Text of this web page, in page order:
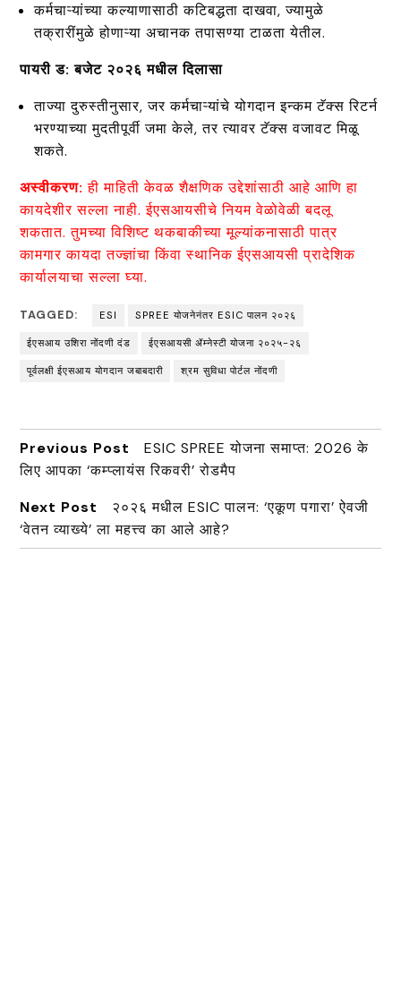
कर्मचाऱ्यांच्या कल्याणासाठी कटिबद्धता दाखवा, ज्यामुळे
तक्रारींमुळे होणाऱ्या अचानक तपासण्या टाळता येतील.
पायरी ड: बजेट २०२६ मधील दिलासा
ताज्या दुरुस्तीनुसार, जर कर्मचाऱ्यांचे योगदान इन्कम टॅक्स रिटर्न
भरण्याच्या मुदतीपूर्वी जमा केले, तर त्यावर टॅक्स वजावट मिळू
शकते.
अस्वीकरण: ही माहिती केवळ शैक्षणिक उद्देशांसाठी आहे आणि हा
कायदेशीर सल्ला नाही. ईएसआयसीचे नियम वेळोवेळी बदलू
शकतात. तुमच्या विशिष्ट थकबाकीच्या मूल्यांकनासाठी पात्र
कामगार कायदा तज्ज्ञांचा किंवा स्थानिक ईएसआयसी प्रादेशिक
कार्यालयाचा सल्ला घ्या.
TAGGED: ESI SPREE योजनेनंतर ESIC पालन २०२६
ईएसआय उशिरा नोंदणी दंड ईएसआयसी ॲम्नेस्टी योजना २०२५-२६
पूर्वलक्षी ईएसआय योगदान जबाबदारी श्रम सुविधा पोर्टल नोंदणी
Previous Post
ESIC SPREE योजना समाप्त: 2026 के
लिए आपका ‘कम्प्लायंस रिकवरी’ रोडमैप
Next Post
२०२६ मधील ESIC पालन: ‘एकूण पगारा’ ऐवजी
‘वेतन व्याख्ये’ ला महत्त्व का आले आहे?